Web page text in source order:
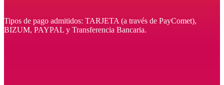
Tipos de pago admitidos: TARJETA (a través de PayComet),
BIZUM, PAYPAL y Transferencia Bancaria.